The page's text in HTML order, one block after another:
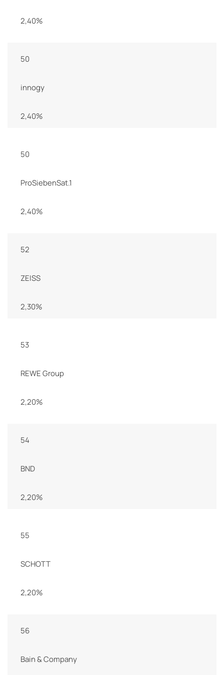
2,40%
50
innogy
2,40%
50
ProSiebenSat.1
2,40%
52
ZEISS
2,30%
53
REWE Group
2,20%
54
BND
2,20%
55
SCHOTT
2,20%
56
Bain & Company